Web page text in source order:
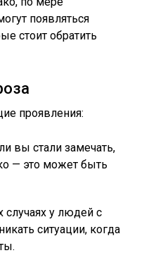
появляться
стоит обратить
проявления:
вы стали замечать,
— это может быть
случаях у людей с
ситуации, когда